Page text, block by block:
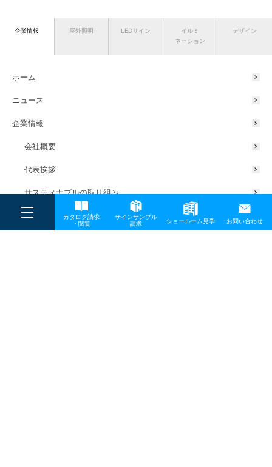
----
----
-
カタログ請求
・閲覧
サインサンプル
請求
ショールーム見学 お問い合わせ
企業情報 屋外照明 LEDサイン
イルミ
ネーション
デザイン
ホーム
ニュース
企業情報
会社概要
代表挨拶
サスティナブルの取り組み
一般事業主行動計画